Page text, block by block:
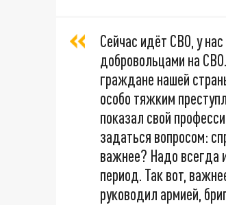
Сейчас идёт СВО, у
добровольцами на
граждане нашей
особо тяжким
показал свой
задаться вопросом:
важнее? Надо всегда
период. Так вот,
руководил армией,